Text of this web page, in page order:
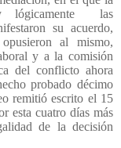
las
su acuerdo,
al mismo,
y a la comisión
del conflicto ahora
probado décimo
remitió escrito el 15
esta cuatro días más
de la decisión